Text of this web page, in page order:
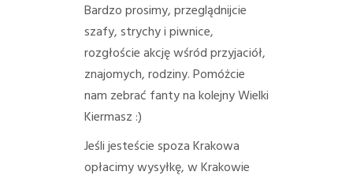
Bardzo prosimy, przeglądnijcie
szafy, strychy i piwnice,
rozgłoście akcję wśród przyjaciół,
znajomych, rodziny.Pomóżcie
nam zebrać fanty na kolejny Wielki
Kiermasz :)
Jeśli jesteście spoza Krakowa
opłacimy wysyłkę, w Krakowie